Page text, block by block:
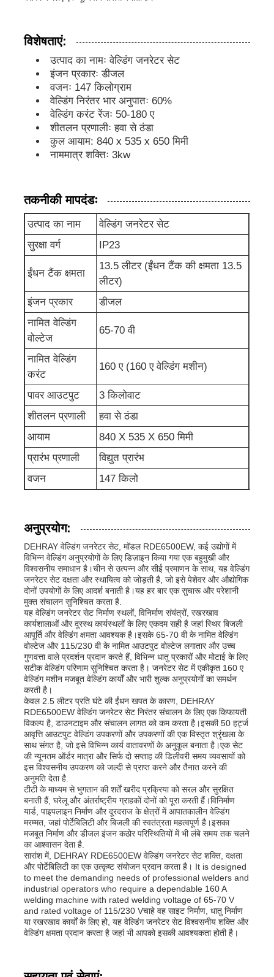
डीजल जनरेटर सेट
गैसोलीन जनरेटर सेट
इन्वर्टर जेनरेटर सेट
पोर्टेबल जनरेटर सेट
डिजिटल जेनरेटर सेट
ओपन फ्रेम जनरेटर
ध्वनिरोधी जनरेटर सेट
गृह उपयोग जनरेटर
चंदवा जनरेटर सेट
कम शोर जनरेटर
जनरेटर रखरखाव
डीजल इंजन जनरेटर
अपशिष्ट जल पंप
विशेषताएं:
उत्पाद का नामः वेल्डिंग जनरेटर सेट
इंजन प्रकारः डीजल
वजनः 147 किलोग्राम
वेल्डिंग निरंतर भार अनुपातः 60%
वेल्डिंग करंट रेंजः 50-180 ए
शीतलन प्रणालीः हवा से ठंडा
कुल आयाम: 840 x 535 x 650 मिमी
नाममात्र शक्तिः 3kw
तकनीकी मापदंडः
उत्पाद का नाम
वेल्डिंग जनरेटर सेट
सुरक्षा वर्ग
IP23
ईंधन टैंक क्षमता
13.5 लीटर (ईंधन टैंक की क्षमता 13.5
लीटर)
इंजन प्रकार
डीजल
नामित वेल्डिंग
वोल्टेज
65-70 वी
नामित वेल्डिंग
करंट
160 ए (160 ए वेल्डिंग मशीन)
पावर आउटपुट
3 किलोवाट
शीतलन प्रणाली
हवा से ठंडा
आयाम
840 X 535 X 650 मिमी
प्रारंभ प्रणाली
विद्युत प्रारंभ
वजन
147 किलो
अनुप्रयोग:
DEHRAY वेल्डिंग जनरेटर सेट, मॉडल RDE6500EW, कई उद्योगों में
विभिन्न वेल्डिंग अनुप्रयोगों के लिए डिज़ाइन किया गया एक बहुमुखी और
विश्वसनीय समाधान है।चीन से उत्पन्न और सीई प्रमाणन के साथ, यह वेल्डिंग
जनरेटर सेट दक्षता और स्थायित्व को जोड़ती है, जो इसे पेशेवर और औद्योगिक
दोनों उपयोगों के लिए आदर्श बनाती है।यह हर बार एक सुचारू और परेशानी
मुक्त संचालन सुनिश्चित करता है.
यह वेल्डिंग जनरेटर सेट निर्माण स्थलों, विनिर्माण संयंत्रों, रखरखाव
कार्यशालाओं और दूरस्थ कार्यस्थलों के लिए एकदम सही है जहां स्थिर बिजली
आपूर्ति और वेल्डिंग क्षमता आवश्यक है।इसके 65-70 वी के नामित वेल्डिंग
वोल्टेज और 115/230 वी के नामित आउटपुट वोल्टेज लगातार और उच्च
गुणवत्ता वाले प्रदर्शन प्रदान करते हैं, विभिन्न धातु प्रकारों और मोटाई के लिए
सटीक वेल्डिंग परिणाम सुनिश्चित करता है। जनरेटर सेट में एकीकृत 160 ए
वेल्डिंग मशीन मजबूत वेल्डिंग कार्यों और भारी शुल्क अनुप्रयोगों का समर्थन
करती है।
केवल 2.5 लीटर प्रति घंटे की ईंधन खपत के कारण, DEHRAY
RDE6500EW वेल्डिंग जनरेटर सेट निरंतर संचालन के लिए एक किफायती
विकल्प है, डाउनटाइम और संचालन लागत को कम करता है।इसकी 50 हर्ट्ज
आवृत्ति आउटपुट वेल्डिंग उपकरणों और उपकरणों की एक विस्तृत श्रृंखला के
साथ संगत है, जो इसे विभिन्न कार्य वातावरणों के अनुकूल बनाता है।एक सेट
की न्यूनतम ऑर्डर मात्रा और सिर्फ दो सप्ताह की डिलीवरी समय व्यवसायों को
इस विश्वसनीय उपकरण को जल्दी से प्राप्त करने और तैनात करने की
अनुमति देता है.
टीटी के माध्यम से भुगतान की शर्तें खरीद प्रक्रिया को सरल और सुरक्षित
बनाती हैं, घरेलू और अंतर्राष्ट्रीय ग्राहकों दोनों को पूरा करती हैं।विनिर्माण
यार्ड, पाइपलाइन निर्माण और दूरदराज के क्षेत्रों में आपातकालीन वेल्डिंग
मरम्मत, जहां पोर्टेबिलिटी और बिजली की स्वतंत्रता महत्वपूर्ण है।इसका
मजबूत निर्माण और डीजल इंजन कठोर परिस्थितियों में भी लंबे समय तक चलने
का आश्वासन देता है.
सारांश में, DEHRAY RDE6500EW वेल्डिंग जनरेटर सेट शक्ति, दक्षता
और पोर्टेबिलिटी का एक उत्कृष्ट संयोजन प्रदान करता है। It is designed
to meet the demanding needs of professional welders and
industrial operators who require a dependable 160 A
welding machine with rated welding voltage of 65-70 V
and rated voltage of 115/230 Vचाहे वह साइट निर्माण, धातु निर्माण
या रखरखाव कार्यों के लिए हो, यह वेल्डिंग जनरेटर सेट विश्वसनीय शक्ति और
वेल्डिंग क्षमता प्रदान करता है जहां भी आपको इसकी आवश्यकता होती है।